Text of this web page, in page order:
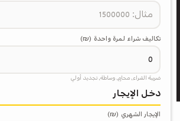
تكاليف شراء لمرة واحدة (₪)
ضريبة الشراء، محامٍ، وساطة، تجديد أولي
دخل الإيجار
الإيجار الشهري (₪)